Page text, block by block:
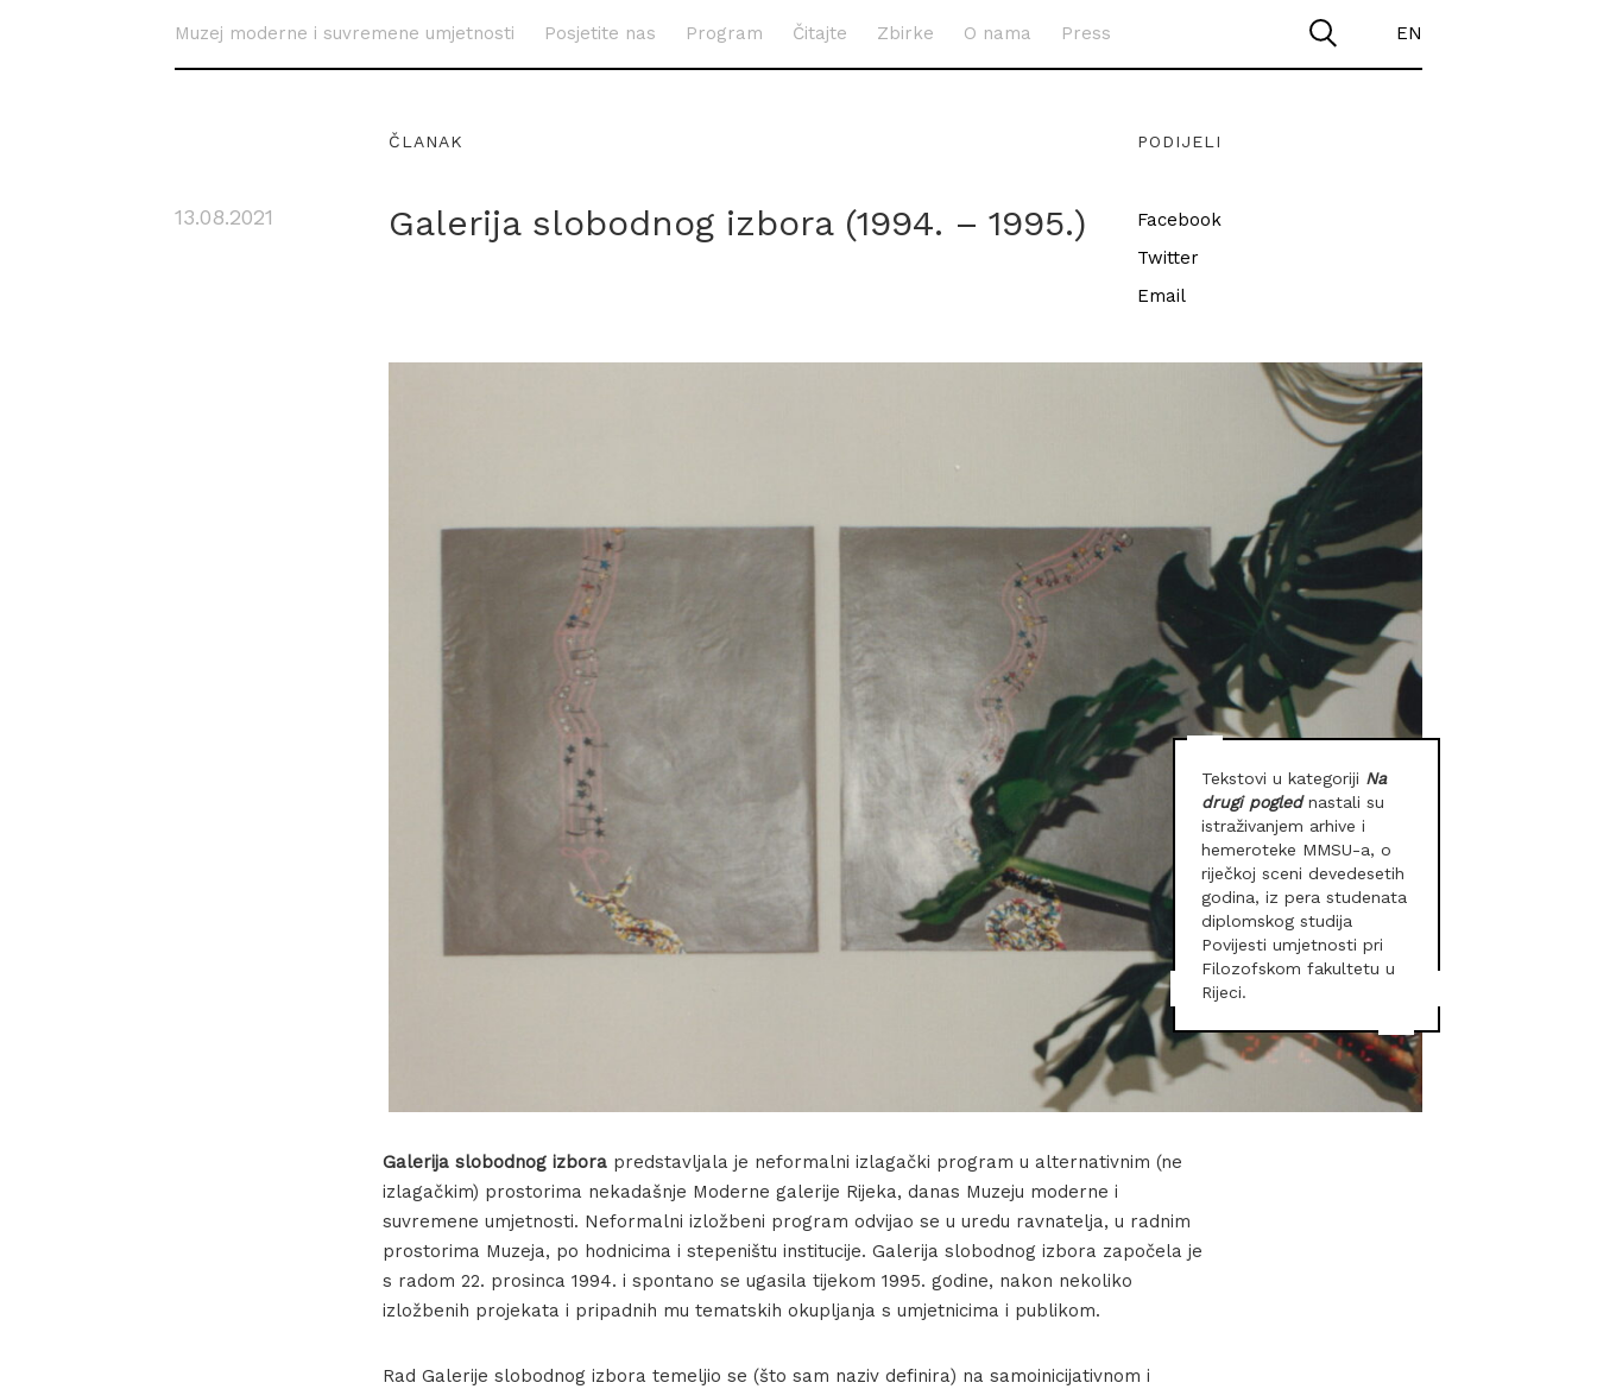
Muzej moderne i suvremene umjetnosti Posjetite nas Program Čitajte Zbirke O nama Press EN
ČLANAK PODIJELI
13.08.2021 Galerija slobodnog izbora (1994. – 1995.)
Facebook
Twitter
Email
Tekstovi u kategoriji Na
drugi poglednastali su
istraživanjem arhive i
hemeroteke MMSU-a, o
riječkoj sceni devedesetih
godina, iz pera studenata
diplomskog studija
Povijesti umjetnosti pri
Filozofskom fakultetu u
Rijeci.
Galerija slobodnog izbora predstavljala je neformalni izlagački program u alternativnim (ne
izlagačkim) prostorima nekadašnje Moderne galerije Rijeka, danas Muzeju moderne i
suvremene umjetnosti. Neformalni izložbeni program odvijao se u uredu ravnatelja, u radnim
prostorima Muzeja, po hodnicima i stepeništu institucije. Galerija slobodnog izbora započela je
s radom 22. prosinca 1994. i spontano se ugasila tijekom 1995. godine, nakon nekoliko
izložbenih projekata i pripadnih mu tematskih okupljanja s umjetnicima i publikom.
Rad Galerije slobodnog izbora temeljio se (što sam naziv definira) na samoinicijativnom i